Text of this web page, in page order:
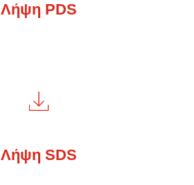
Λήψη PDS
Λήψη SDS